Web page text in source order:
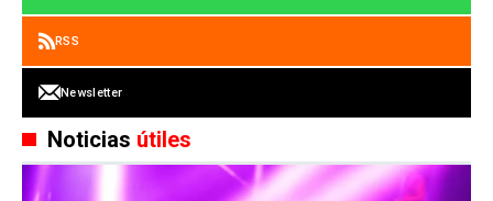
RSS
Newsletter
Noticias útiles